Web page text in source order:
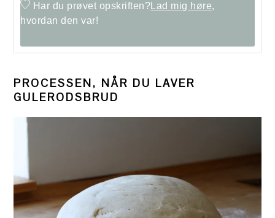
Har du prøvet opskriften? Lad mig høre,
hvordan den var!
PROCESSEN, NÅR DU LAVER
GULERODSBRUD